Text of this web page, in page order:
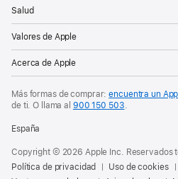
Salud
Valores de Apple
Acerca de Apple
Más formas de comprar:encuentra un
de ti. O
llama al 900 150 503.
España
Copyright © 2026 Apple Inc. Reservados
Política de privacidad
Uso de cookies